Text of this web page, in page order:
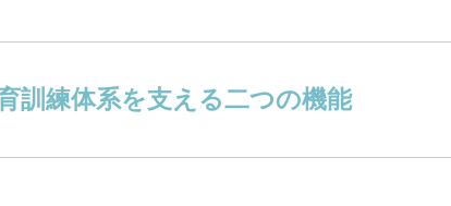
訓練体系を支える二つの機能